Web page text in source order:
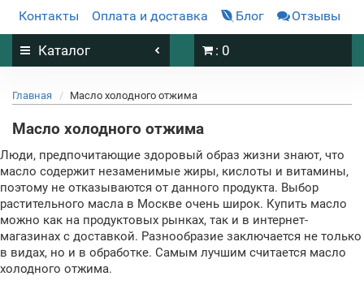
Контакты Оплата и доставка Блог Отзывы
Каталог : 0
Главная Масло холодного отжима
Масло холодного отжима
Люди, предпочитающие здоровый образ жизни знают, что
масло содержит незаменимые жиры, кислоты и витамины,
поэтому не отказываются от данного продукта. Выбор
растительного масла в Москве очень широк. Купить масло
можно как на продуктовых рынках, так и в интернет-
магазинах с доставкой. Разнообразие заключается не только
в видах, но и в обработке. Самым лучшим считается масло
холодного отжима.